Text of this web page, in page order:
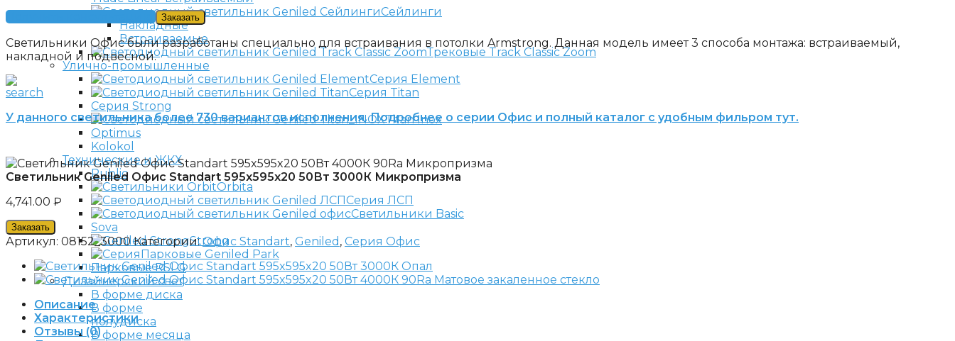
Сейлинги
Накладные
Встраиваемые
Трековые Track Classic Zoom
Улично-промышленные
Серия Element
Серия Titan
Серия Strong
Titan Inox
Optimus
Kolokol
Технические и ЖКХ
Public
Orbita
Серия ЛСП
Светильники Basic
Sova
Strong
Парковые Geniled Park
Парковые RSLG
Дизайнерский свет
В форме диска
В форме
полудиска
В форме месяца
Получить консультацию
Заказать
Светильники Офис были разработаны специально для встраивания в потолки Armstrong. Данная модель имеет 3 способа монтажа: встраиваемый,
накладной и подвесной.
У данного светильника более 730 вариантов исполнения. Подробнее о серии Офис и полный каталог с удобным фильром тут.
Светильник Geniled Офис Standart 595x595x20 50Вт 3000К Микропризма
4,741.00 ₽
Заказать
Артикул: 08152_3000 Категории:Офис Standart, Geniled , Серия Офис
Описание
Характеристики
Отзывы (0)